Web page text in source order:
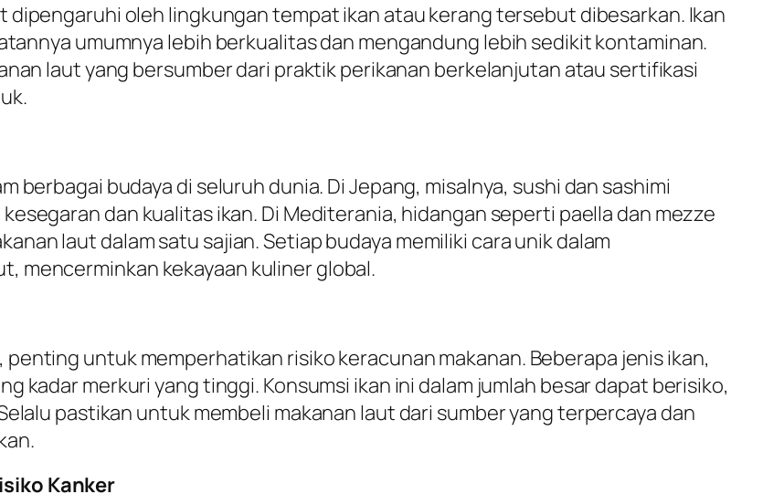
dipengaruhi oleh lingkungan tempat ikan atau kerang tersebut dibesarkan. Ikan
umumnya lebih berkualitas dan mengandung lebih sedikit kontaminan.
laut yang bersumber dari praktik perikanan berkelanjutan atau sertifikasi
berbagai budaya di seluruh dunia. Di Jepang, misalnya, sushi dan sashimi
dan kualitas ikan. Di Mediterania, hidangan seperti paella dan mezze
laut dalam satu sajian. Setiap budaya memiliki cara unik dalam
mencerminkan kekayaan kuliner global.
untuk memperhatikan risiko keracunan makanan. Beberapa jenis ikan,
kadar merkuri yang tinggi. Konsumsi ikan ini dalam jumlah besar dapat berisiko,
pastikan untuk membeli makanan laut dari sumber yang terpercaya dan
Kanker